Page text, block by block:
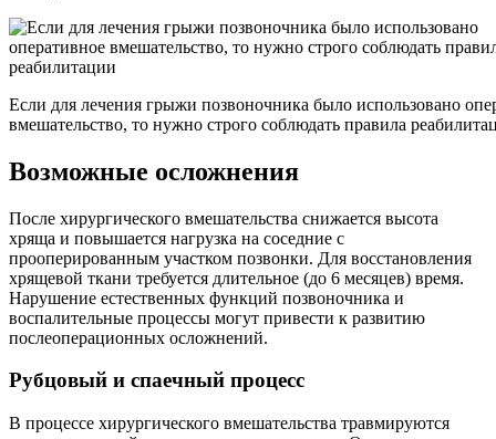
Если для лечения грыжи позвоночника было использовано
вмешательство, то нужно строго соблюдать правила
Возможные осложнения
После хирургического вмешательства снижается высота
хряща и повышается нагрузка на соседние с
прооперированным участком позвонки. Для восстановления
хрящевой ткани требуется длительное (до 6 месяцев) время.
Нарушение естественных функций позвоночника и
воспалительные процессы могут привести к развитию
послеоперационных осложнений.
Рубцовый и спаечный процесс
В процессе хирургического вмешательства травмируются